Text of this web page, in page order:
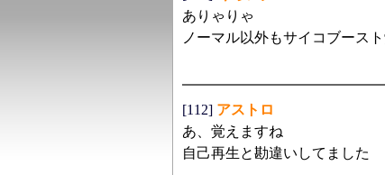
ありゃりゃ
ノーマル以外もサイコブース
[112] アストロ
あ、覚えますね
自己再生と勘違いしてました